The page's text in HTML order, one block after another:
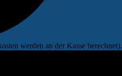
werden an der Kasse berechnet).